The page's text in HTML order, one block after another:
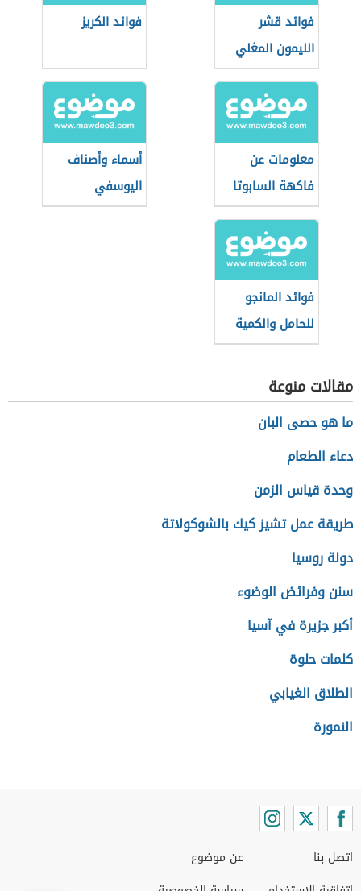
فوائد قشر
الليمون المغلي
فوائد الكريز
معلومات عن
فاكهة السابوتا
أسماء وأصناف
اليوسفي
فوائد المانجو
للحامل والكمية
المسموح بها
مقالات منوعة
ما هو حصى البان
دعاء الطعام
وحدة قياس الزمن
طريقة عمل تشيز كيك بالشوكولاتة
دولة روسيا
سنن وفرائض الوضوء
أكبر جزيرة في آسيا
كلمات حلوة
الطلاق الغيابي
النمورة
اتصل بنا
عن موضوع